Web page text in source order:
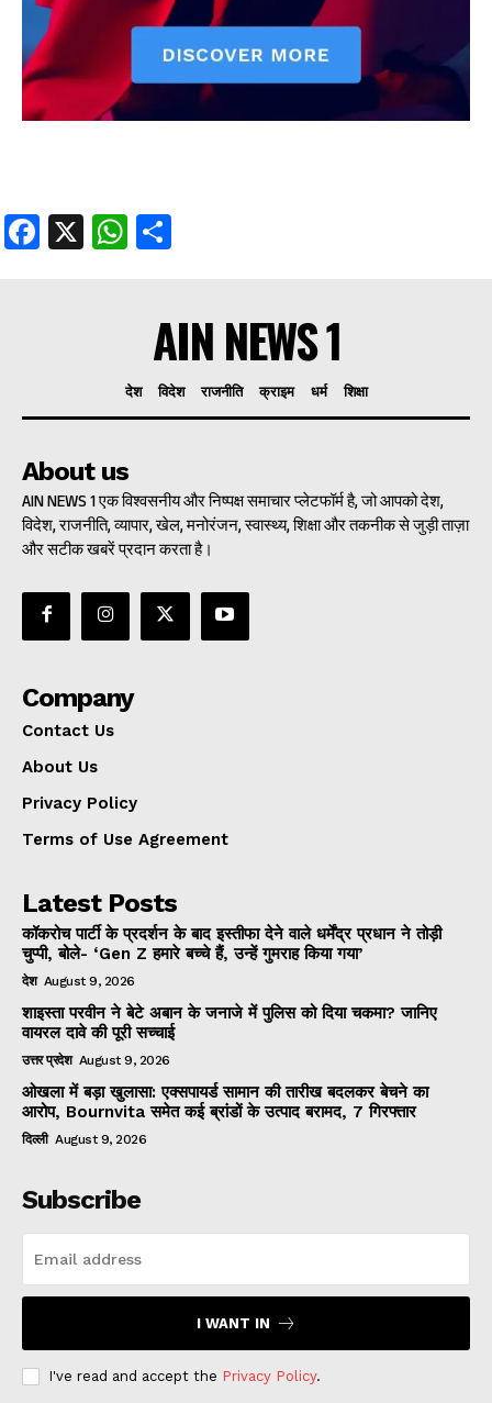
Facebook
X WhatsApp
AIN NEWS 1
देश विदेश राजनीति क्राइम धर्म शिक्षा
About us
AIN NEWS 1 एक विश्वसनीय और निष्पक्ष समाचार प्लेटफॉर्म है, जो आपको देश,
विदेश, राजनीति, व्यापार, खेल, मनोरंजन, स्वास्थ्य, शिक्षा और तकनीक से जुड़ी ताज़ा
और सटीक खबरें प्रदान करता है।
Company
Contact Us
About Us
Privacy Policy
Terms of Use Agreement
Latest Posts
कॉकरोच पार्टी के प्रदर्शन के बाद इस्तीफा देने वाले धर्मेंद्र प्रधान ने तोड़ी
चुप्पी, बोले- ‘Gen Z हमारे बच्चे हैं, उन्हें गुमराह किया गया’
देश August 9, 2026
शाइस्ता परवीन ने बेटे अबान के जनाजे में पुलिस को दिया चकमा? जानिए
वायरल दावे की पूरी सच्चाई
उत्तर प्रदेश August 9, 2026
ओखला में बड़ा खुलासा: एक्सपायर्ड सामान की तारीख बदलकर बेचने का
आरोप, Bournvita समेत कई ब्रांडों के उत्पाद बरामद, 7 गिरफ्तार
दिल्ली August 9, 2026
Subscribe
I WANT IN
I've read and accept the Privacy Policy.